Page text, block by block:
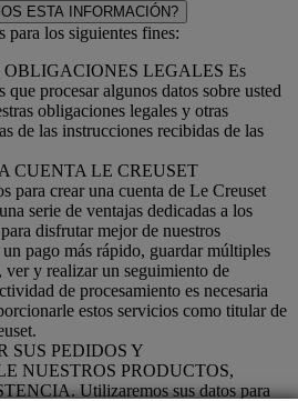
ESTA INFORMACIÓN?
para los siguientes fines:
LEGALES Es
que procesar algunos datos sobre usted
obligaciones legales y otras
de las instrucciones recibidas de las
CUENTA LE CREUSET
para crear una cuenta de Le Creuset
serie de ventajas dedicadas a los
disfrutar mejor de nuestros
pago más rápido, guardar múltiples
ver y realizar un seguimiento de
de procesamiento es necesaria
estos servicios como titular de
SUS PEDIDOS Y
NUESTROS PRODUCTOS,
Utilizaremos sus datos para